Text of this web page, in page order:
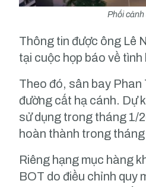
Phối cảnh
Thông tin được ông Lê
tại cuộc họp báo về
Theo đó, sân bay
đường cất hạ cánh. Dự
sử dụng trong tháng 1/
hoàn thành trong tháng
Riêng hạng mục hàng
BOT do điều chỉnh quy